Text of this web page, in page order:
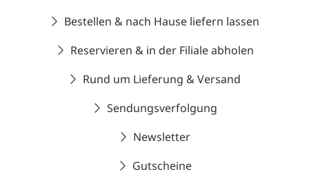
Bestellen & nach Hause liefern lassen
Reservieren & in der Filiale abholen
Rund um Lieferung & Versand
Sendungsverfolgung
Newsletter
Gutscheine